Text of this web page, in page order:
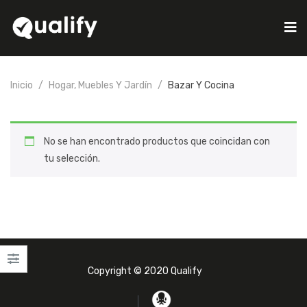
Inicio Hogar, Muebles Y Jardín Bazar Y Cocina
No se han encontrado productos que coincidan con
tu selección.
Copyright © 2020 Qualify